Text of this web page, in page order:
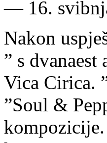
― 16.
Nakon
” s
Vica Cirica.
”Soul &
kompozicije.